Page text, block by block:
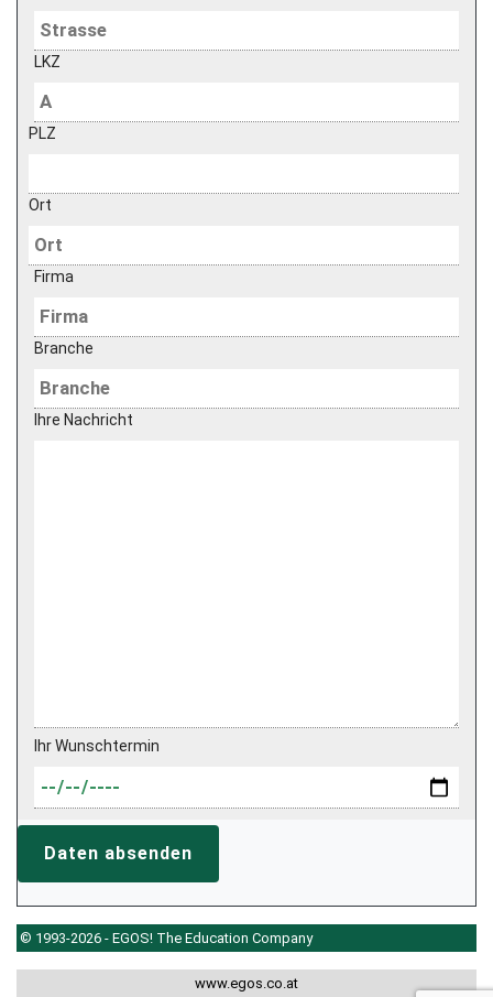
LKZ
PLZ
Ort
Firma
Branche
Ihre Nachricht
Ihr Wunschtermin
Daten absenden
© 1993-2026 - EGOS! The Education Company
www.egos.co.at